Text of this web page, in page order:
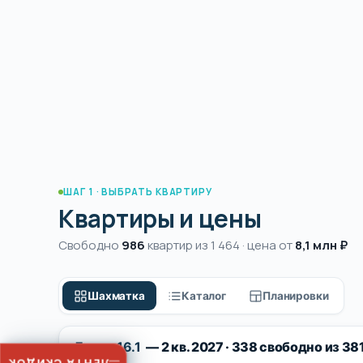
ШАГ 1 · ВЫБРАТЬ КВАРТИРУ
Квартиры и цены
Свободно 986квартир из 1 464 · цена от8,1 млн ₽
Шахматка Каталог Планировки
Литер 16.1 — 2 кв. 2027 · 338 свободно из